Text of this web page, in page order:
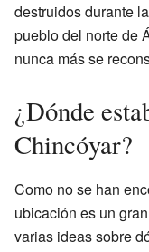
destruidos durante
pueblo del norte de
nunca más se
¿Dónde
Chincóyar?
Como no se han
ubicación es un
varias ideas sobre